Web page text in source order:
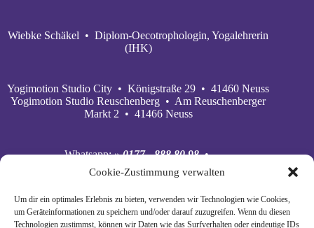
Cookie-Zustimmung verwalten
Um dir ein optimales Erlebnis zu bieten, verwenden wir Technologien wie Cookies,
um Geräteinformationen zu speichern und/oder darauf zuzugreifen. Wenn du diesen
Technologien zustimmst, können wir Daten wie das Surfverhalten oder eindeutige IDs
Wiebke Schäkel • Diplom-Oecotrophologin, Yogalehrerin
(IHK)
Yogimotion Studio City • Königstraße 29 • 41460 Neuss
Yogimotion Studio Reuschenberg • Am Reuschenberger
Markt 2 • 41466 Neuss
Whatsapp:» 0177 - 888 80 98•
Mobil:
» 0177 - 888 80 98
E‑Mail:» wiebke@yogimotion.de•
Youtube:» yogimotion• XING:» Wiebke Schäkel